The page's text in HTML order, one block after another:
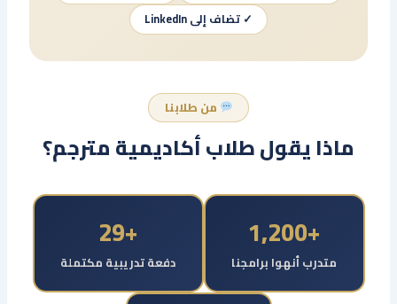
✓ تضاف إلى LinkedIn
من طلابنا
ماذا يقول طلاب أكاديمية مترجم؟
+1,200
متدرب أنهوا برامجنا
+29
دفعة تدريبية مكتملة